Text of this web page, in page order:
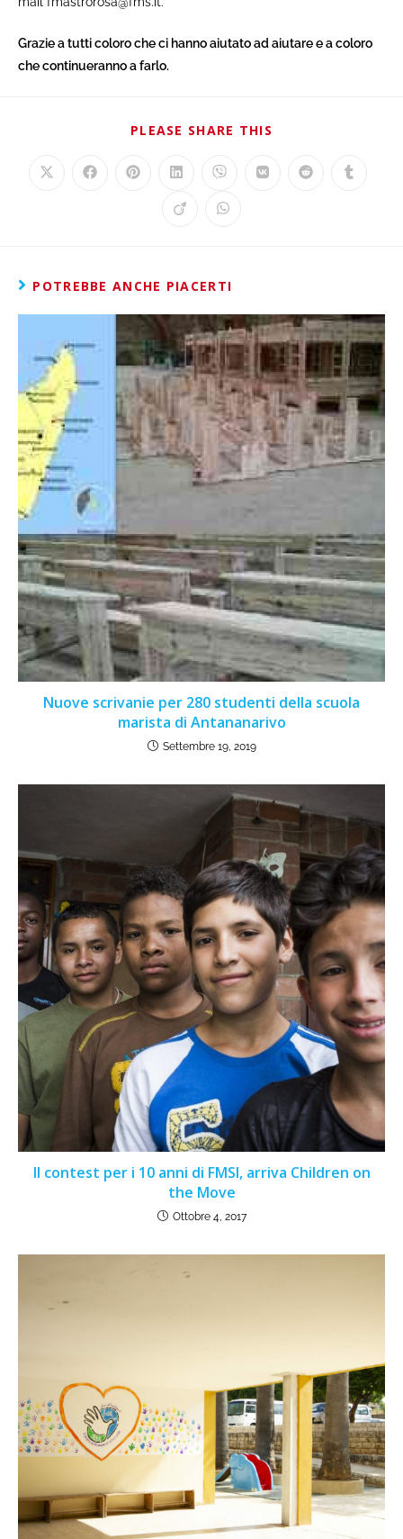
Grazie a tutti coloro che ci hanno aiutato ad aiutare e a coloro
che continueranno a farlo.
PLEASE SHARE THIS
POTREBBE ANCHE PIACERTI
Nuove scrivanie per 280 studenti della scuola
marista di Antananarivo
Settembre 19, 2019
Il contest per i 10 anni di FMSI, arriva Children on
the Move
Ottobre 4, 2017